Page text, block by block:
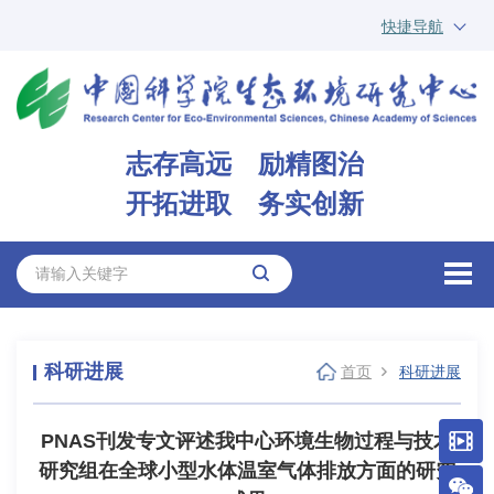
快捷导航
ARP
邮箱
志存高远 励精图治
开拓进取 务实创新
科研进展 首页 科研进展
PNAS刊发专文评述我中心环境生物过程与技术
研究组在全球小型水体温室气体排放方面的研究